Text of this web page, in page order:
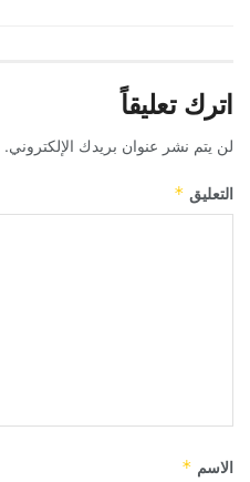
اترك تعليقاً
لن يتم نشر عنوان بريدك الإلكتروني.
التعليق *
الاسم *